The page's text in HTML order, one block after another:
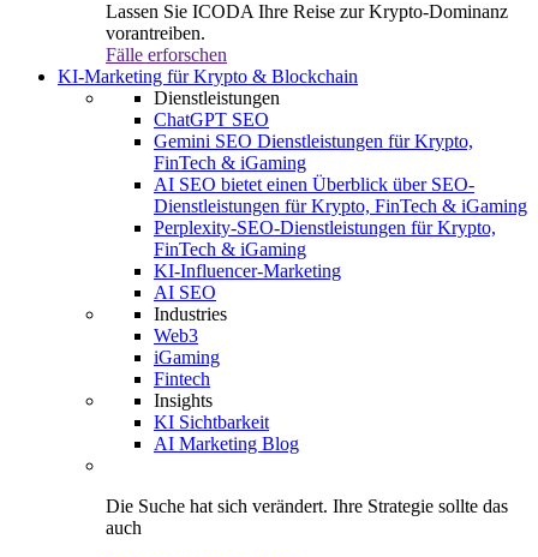
Lassen Sie ICODA Ihre Reise zur Krypto-Dominanz
vorantreiben.
Fälle erforschen
KI-Marketing für Krypto & Blockchain
Dienstleistungen
ChatGPT SEO
Gemini SEO Dienstleistungen für Krypto,
FinTech & iGaming
AI SEO bietet einen Überblick über SEO-
Dienstleistungen für Krypto, FinTech & iGaming
Perplexity-SEO-Dienstleistungen für Krypto,
FinTech & iGaming
KI-Influencer-Marketing
AI SEO
Industries
Web3
iGaming
Fintech
Insights
KI Sichtbarkeit
AI Marketing Blog
Die Suche hat sich verändert. Ihre Strategie sollte das
auch